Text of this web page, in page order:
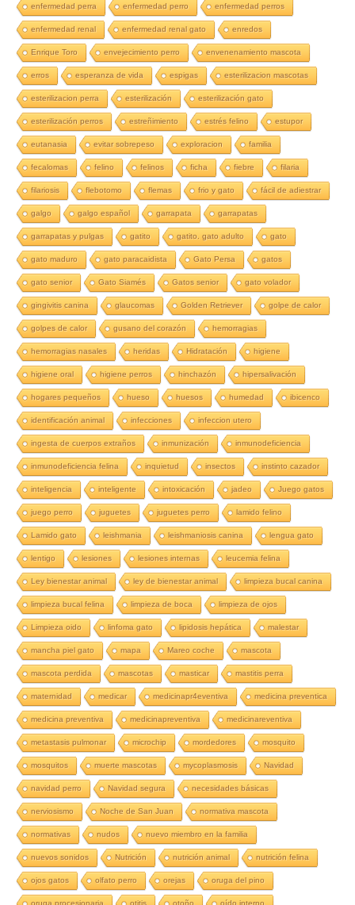
enfermedad perra enfermedad perro enfermedad perros
enfermedad renal enfermedad renal gato enredos
Enrique Toro envejecimiento perro envenenamiento mascota
erros esperanza de vida espigas esterilizacion mascotas
esterilizacion perra esterilización esterilización gato
esterilización perros estreñimiento estrés felino estupor
eutanasia evitar sobrepeso exploracion familia
fecalomas felino felinos ficha fiebre filaria
filariosis flebotomo flemas frio y gato fácil de adiestrar
galgo galgo español garrapata garrapatas
garrapatas y pulgas gatito gatito. gato adulto gato
gato maduro gato paracaidista Gato Persa gatos
gato senior Gato Siamés Gatos senior gato volador
gingivitis canina glaucomas Golden Retriever golpe de calor
golpes de calor gusano del corazón hemorragias
hemorragias nasales heridas Hidratación higiene
higiene oral higiene perros hinchazón hipersalivación
hogares pequeños hueso huesos humedad ibicenco
identificación animal infecciones infeccion utero
ingesta de cuerpos extraños inmunización inmunodeficiencia
inmunodeficiencia felina inquietud insectos instinto cazador
inteligencia inteligente intoxicación jadeo Juego gatos
juego perro juguetes juguetes perro lamido felino
Lamido gato leishmania leishmaniosis canina lengua gato
lentigo lesiones lesiones internas leucemia felina
Ley bienestar animal ley de bienestar animal limpieza bucal canina
limpieza bucal felina limpieza de boca limpieza de ojos
Limpieza oido linfoma gato lipidosis hepática malestar
mancha piel gato mapa Mareo coche mascota
mascota perdida mascotas masticar mastitis perra
maternidad medicar medicinapr4eventiva medicina preventica
medicina preventiva medicinapreventiva medicinareventiva
metastasis pulmonar microchip mordedores mosquito
mosquitos muerte mascotas mycoplasmosis Navidad
navidad perro Navidad segura necesidades básicas
nerviosismo Noche de San Juan normativa mascota
normativas nudos nuevo miembro en la familia
nuevos sonidos Nutrición nutrición animal nutrición felina
ojos gatos olfato perro orejas oruga del pino
oruga procesionaria otitis otoño oído interno